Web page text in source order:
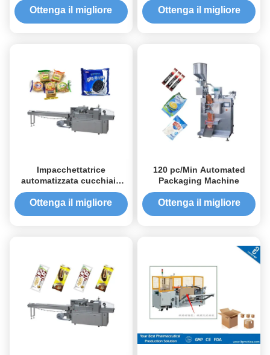
automatica per la pellicola
Ottenga il migliore
quotidiano degli
apparecchi dell'alimento
Ottenga il migliore
Impacchettatrice
automatizzata cucchiaio
della forcella, macchina
imballatrice del cuscino
Ottenga il migliore
120 pc/Min Automated
Packaging Machine
Ottenga il migliore